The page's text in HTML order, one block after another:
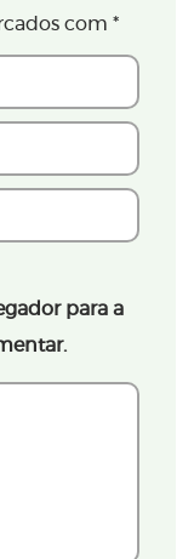
com *
para a